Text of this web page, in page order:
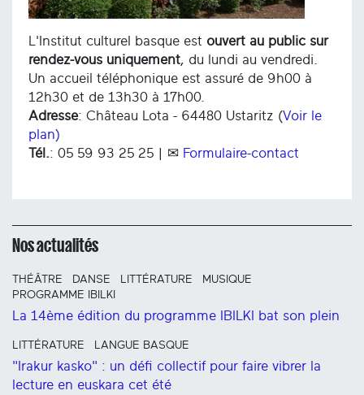
L'Institut culturel basque est ouvert au public sur
rendez-vous uniquement, du lundi au vendredi.
Un accueil téléphonique est assuré de 9h00 à
12h30 et de 13h30 à 17h00.
Adresse: Château Lota - 64480 Ustaritz (Voir le
plan)
Tél.: 05 59 93 25 25 | ✉ Formulaire-contact
Nos actualités
THÉÂTRE DANSE LITTÉRATURE
MUSIQUE
PROGRAMME IBILKI
La 14ème édition du programme IBILKI bat son plein
LITTÉRATURE LANGUE BASQUE
"Irakur kasko" : un défi collectif pour faire vibrer la
lecture en euskara cet été